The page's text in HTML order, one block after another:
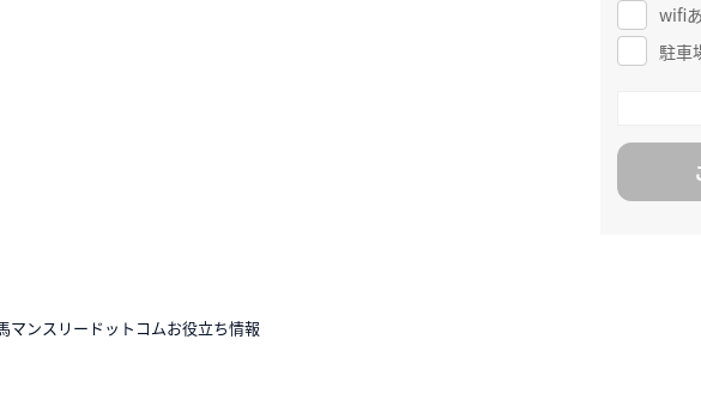
wifi
駐車
マンスリードットコムお役立ち情報